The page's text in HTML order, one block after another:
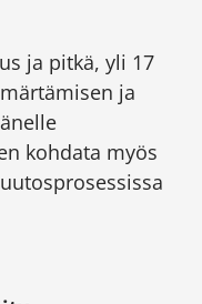
ja pitkä, yli 17
ja
kohdata myös